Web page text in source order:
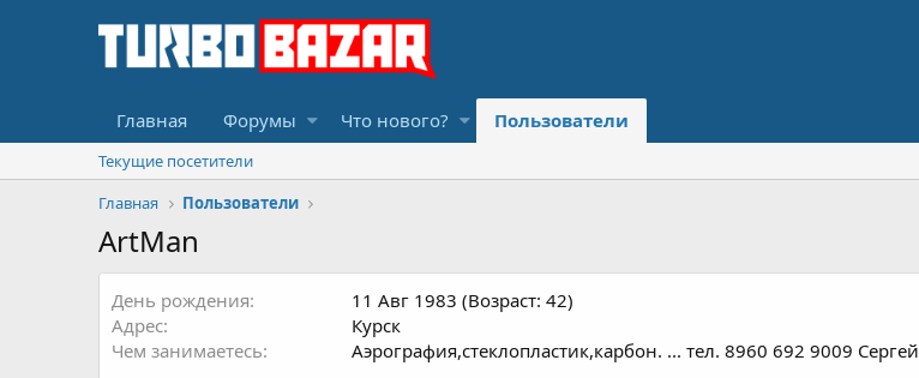
Главная Форумы Что нового? Пользователи
Текущие посетители
Главная
Пользователи
ArtMan
День рождения
11 Авг 1983 (Возраст: 42)
Адрес
Курск
Чем занимаетесь
Аэрография,стеклопластик,карбон. ... тел. 8960 692 9009 Сергей